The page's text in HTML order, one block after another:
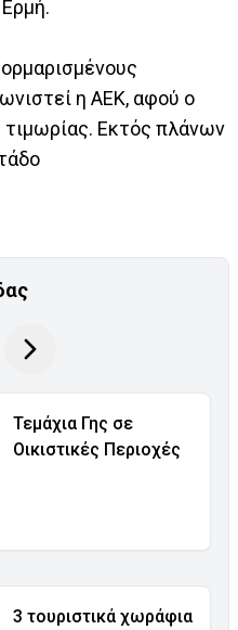
η ΑΕΚ, αφού ο
Εκτός πλάνων
Τεμάχια Γης σε
Οικιστικές Περιοχές
3 τουριστικά χωράφια